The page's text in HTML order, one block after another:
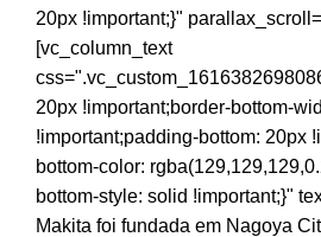
20px !important;}"
[vc_column_text
20px !important;border-bottom-
!important;padding-bottom: 20px
bottom-color:
bottom-style: solid !important;}"
Makita foi fundada em Nagoya